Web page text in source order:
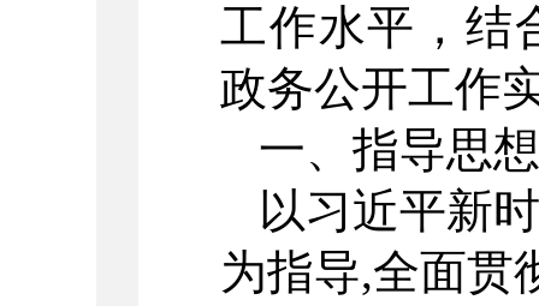
工作水平，结
政务公开工作
一、指导思想
以习近平新
为指导,全面贯